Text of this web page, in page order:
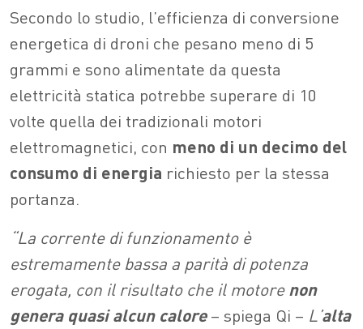
Secondo lo studio, l’efficienza di conversione
energetica di droni che pesano meno di 5
grammi e sono alimentate da questa
elettricità statica potrebbe superare di 10
volte quella dei tradizionali motori
elettromagnetici, con meno di un decimo del
consumo di energia richiesto per la stessa
portanza.
“La corrente di funzionamento è
estremamente bassa a parità di potenza
erogata, con il risultato che il motorenon
genera quasi alcun calore– spiega Qi – L’alta